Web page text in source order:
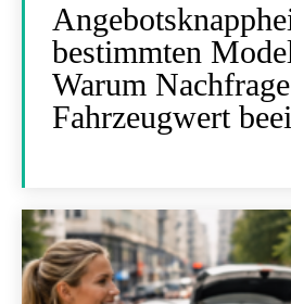
bestimmten
Warum
Fahrzeugwert